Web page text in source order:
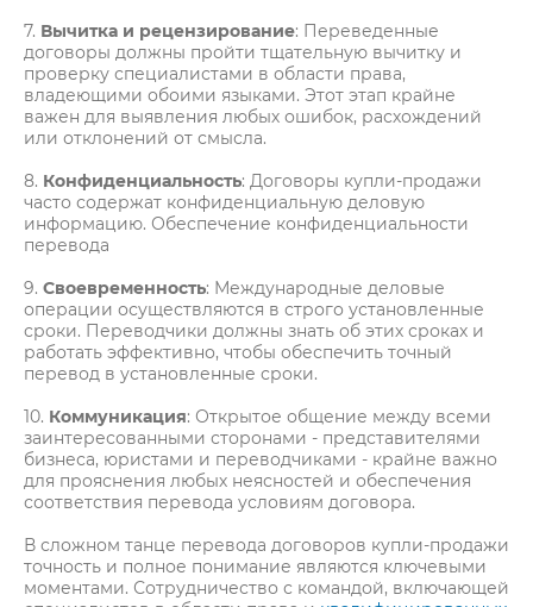
7. Вычитка и рецензирование: Переведенные
договоры должны пройти тщательную вычитку и
проверку специалистами в области права,
владеющими обоими языками. Этот этап крайне
важен для выявления любых ошибок, расхождений
или отклонений от смысла.
8. Конфиденциальность: Договоры купли-продажи
часто содержат конфиденциальную деловую
информацию. Обеспечение конфиденциальности
перевода
9. Своевременность: Международные деловые
операции осуществляются в строго установленные
сроки. Переводчики должны знать об этих сроках и
работать эффективно, чтобы обеспечить точный
перевод в установленные сроки.
10. Коммуникация: Открытое общение между всеми
заинтересованными сторонами - представителями
бизнеса, юристами и переводчиками - крайне важно
для прояснения любых неясностей и обеспечения
соответствия перевода условиям договора.
В сложном танце перевода договоров купли-продажи
точность и полное понимание являются ключевыми
моментами. Сотрудничество с командой, включающей